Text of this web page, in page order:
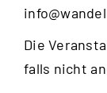
Die
falls nicht